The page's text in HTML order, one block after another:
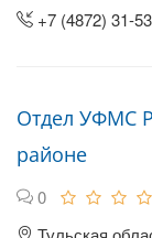
+7 (4872) 31-
Отдел УФМС
районе
0